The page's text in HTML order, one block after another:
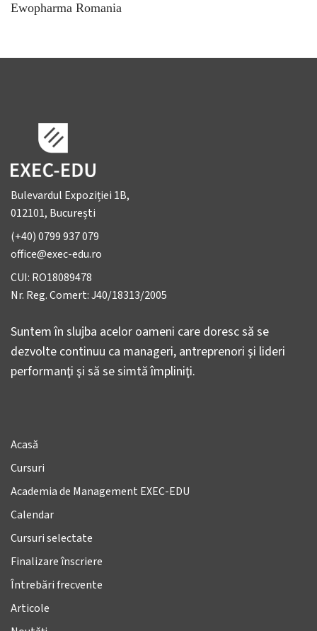
Ewopharma Romania
Bulevardul Expoziției 1B,
012101, București
(+40) 0799 937 079
office@exec-edu.ro
CUI: RO18089478
Nr. Reg. Comert: J40/18313/2005
Suntem în slujba acelor oameni care doresc să se
dezvolte continuu ca manageri, antreprenori şi lideri
performanţi şi să se simtă împliniţi.
Acasă
Cursuri
Academia de Management EXEC-EDU
Calendar
Cursuri selectate
Finalizare înscriere
Întrebări frecvente
Articole